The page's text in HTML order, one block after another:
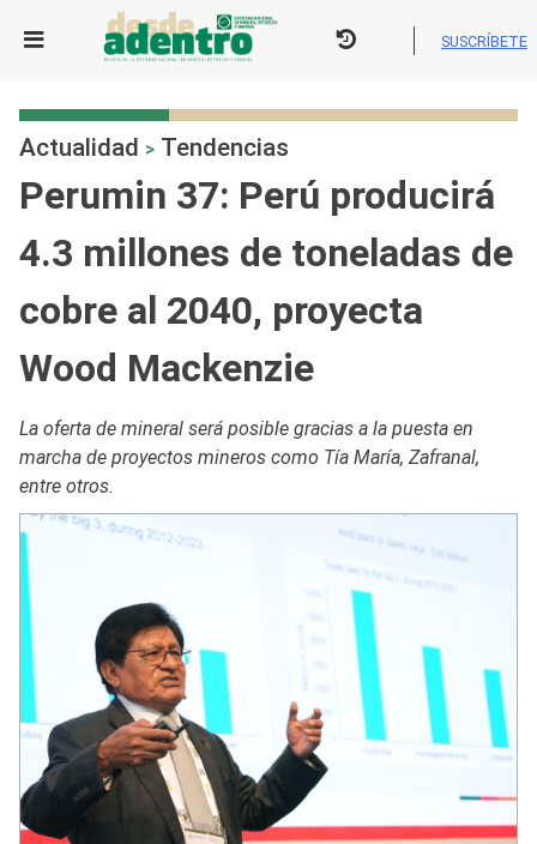
SUSCRÍBETE
Actualidad > Tendencias
Perumin 37: Perú producirá
4.3 millones de toneladas de
cobre al 2040, proyecta
Wood Mackenzie
La oferta de mineral será posible gracias a la puesta en
marcha de proyectos mineros como Tía María, Zafranal,
entre otros.